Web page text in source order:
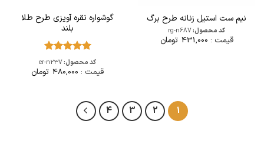
نیم ست استیل زنانه طرح برگ
کد محصول:rg-n687
قیمت : 431,000 تومان
گوشواره نقره آویزی طرح طلا
بلند
امتیاز 5از
5
کد محصول:er-n237
قیمت : 480,000 تومان
1
2
3
4